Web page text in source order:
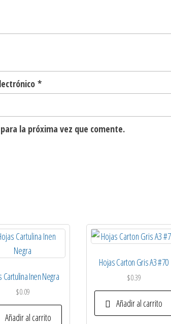
*
la próxima vez que comente.
Cartulina Inen Negra
$0.09
Añadir al carrito
Hojas Carton Gris A3 #70
$0.39
Añadir al carrito